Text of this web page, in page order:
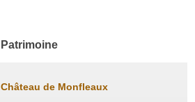
Patrimoine
Château de Monfleaux